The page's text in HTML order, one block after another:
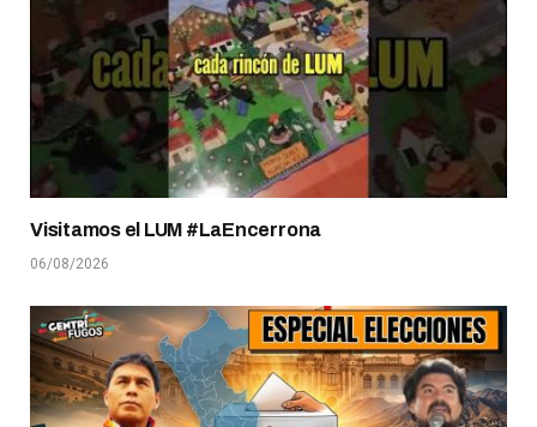
Visitamos el LUM #LaEncerrona
06/08/2026